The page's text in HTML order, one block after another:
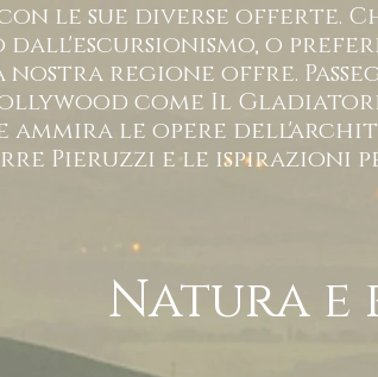
le sue diverse offerte.
o
regione offre.
come Il
ammira le opere
Pieruzzi e le ispirazioni
Natura e